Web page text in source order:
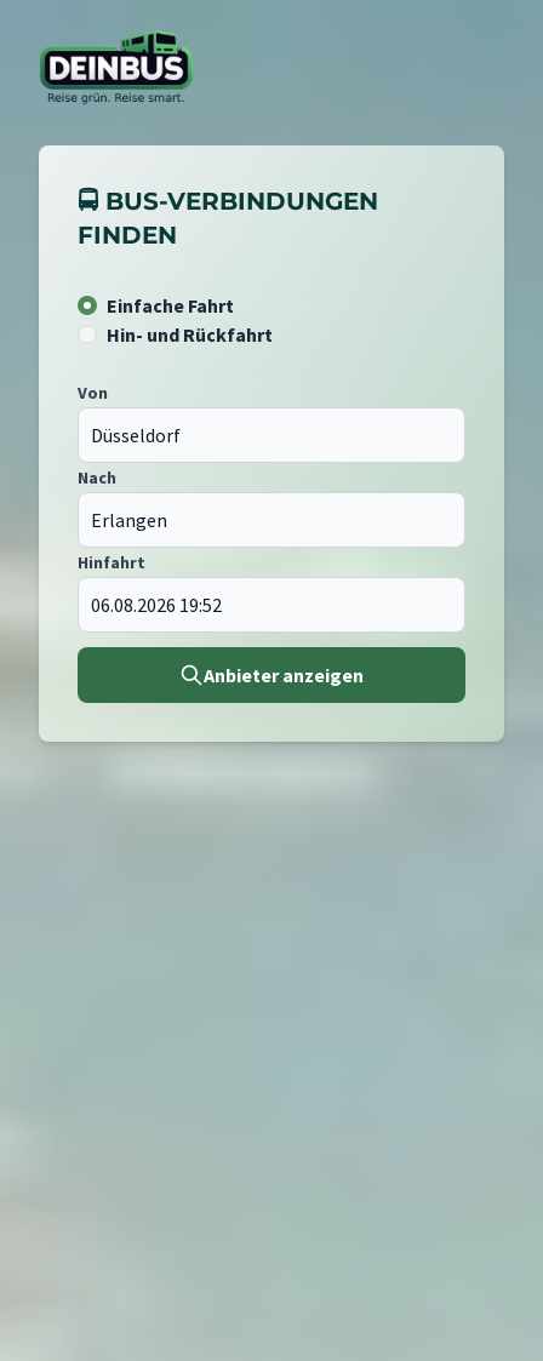
🚍 BUS-VERBINDUNGEN
FINDEN
Einfache Fahrt
Hin- und Rückfahrt
Von
Nach
Hinfahrt
Anbieter anzeigen